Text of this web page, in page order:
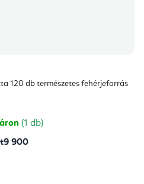
120 db természetes fehérjeforrás
(1 db)
900